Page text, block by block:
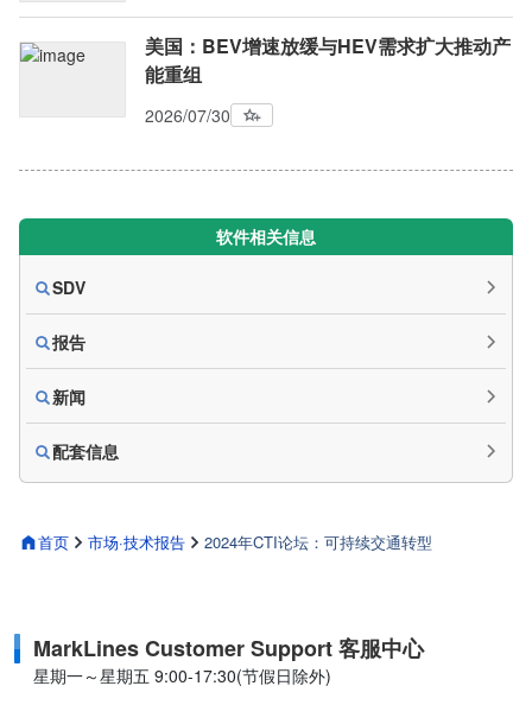
首页 市场·技术报告 2024年CTI论坛：可持续交通转型
美国：BEV增速放缓与HEV需求扩大推动产
能重组
2026/07/30
软件相关信息
SDV
报告
新闻
配套信息
MarkLines Customer Support 客服中心
星期一～星期五 9:00-17:30(节假日除外)